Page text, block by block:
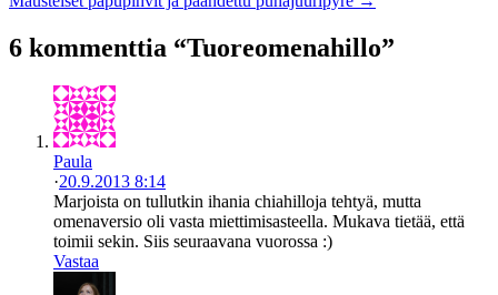
6 kommenttia “Tuoreomenahillo”
Paula
·20.9.2013 8:14
Marjoista on tullutkin ihania chiahilloja tehtyä, mutta
omenaversio oli vasta miettimisasteella. Mukava tietää, että
toimii sekin. Siis seuraavana vuorossa :)
Vastaa